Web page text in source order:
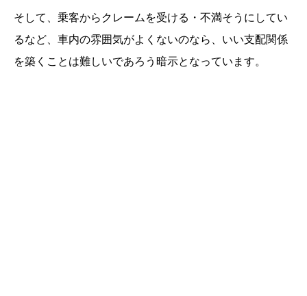
そして、乗客からクレームを受ける・不満そうにしてい
るなど、車内の雰囲気がよくないのなら、いい支配関係
を築くことは難しいであろう暗示となっています。